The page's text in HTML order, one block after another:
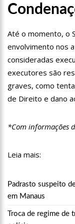
familiares e
17:35 Omar
18:55 594 doses
07:35 Covid-19,
20:57 Atenção Para
07:21 Mais de 100
07:17 Polícia
Até o momento, o
envolvimento nos
consideradas
executores são
graves, como
de Direito e dano
*Com informações
Leia mais:
Padrasto suspeito
em Manaus
Troca de regime de